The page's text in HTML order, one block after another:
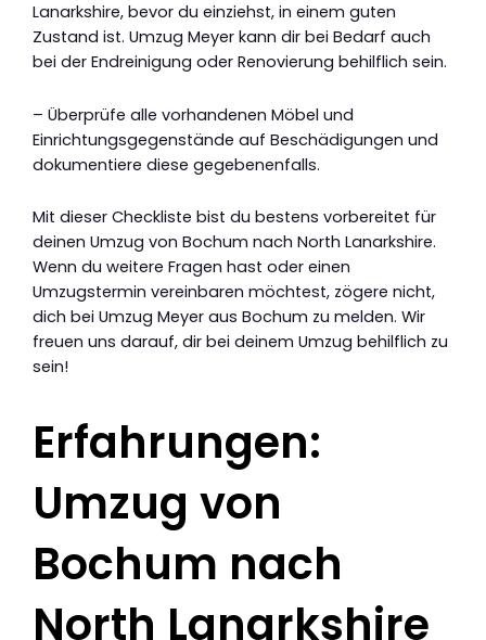
Lanarkshire, bevor du einziehst, in einem guten
Zustand ist. Umzug Meyer kann dir bei Bedarf auch
bei der Endreinigung oder Renovierung behilflich sein.
– Überprüfe alle vorhandenen Möbel und
Einrichtungsgegenstände auf Beschädigungen und
dokumentiere diese gegebenenfalls.
Mit dieser Checkliste bist du bestens vorbereitet für
deinen Umzug von Bochum nach North Lanarkshire.
Wenn du weitere Fragen hast oder einen
Umzugstermin vereinbaren möchtest, zögere nicht,
dich bei Umzug Meyer aus Bochum zu melden. Wir
freuen uns darauf, dir bei deinem Umzug behilflich zu
sein!
Erfahrungen:
Umzug von
Bochum nach
North Lanarkshire